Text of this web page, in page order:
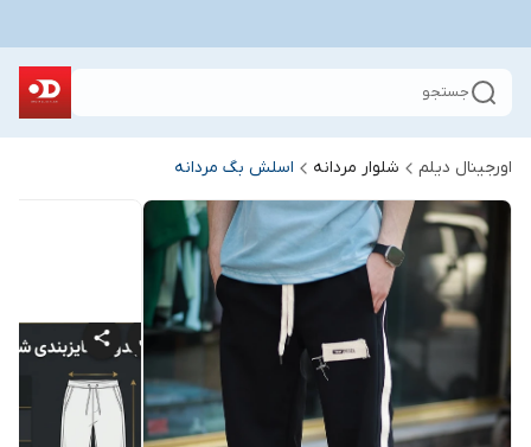
جستجو
اورجینال دیلم شلوار مردانه اسلش بگ مردانه